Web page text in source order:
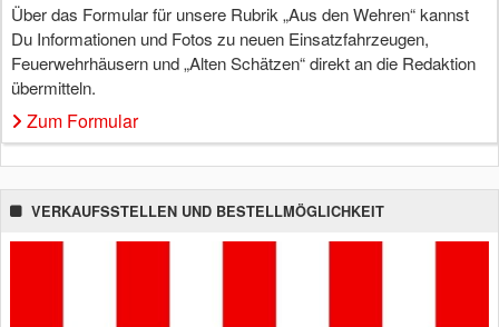
Über das Formular für unsere Rubrik „Aus den Wehren“ kannst
Du Informationen und Fotos zu neuen Einsatzfahrzeugen,
Feuerwehrhäusern und „Alten Schätzen“ direkt an die Redaktion
übermitteln.
Zum Formular
VERKAUFSSTELLEN UND BESTELLMÖGLICHKEIT